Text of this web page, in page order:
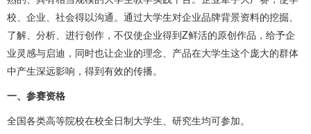
校、企业、社会得以沟通。通过大学生对企业品牌背景资料的挖掘、
了解、分析、进行创作，不仅使企业得到Z鲜活的原创作品，给予企
业灵感与启迪，同时也让企业的理念、产品在大学生这个庞大的群体
中产生深远影响，得到有效的传播。
一、参赛资格
全国各类高等院校在校全日制大学生、研究生均可参加。